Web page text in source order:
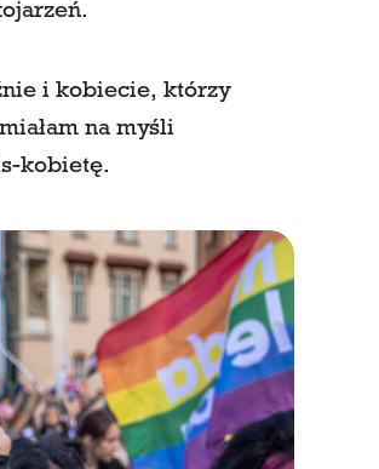
i kobiecie, którzy
na myśli
kobietę.